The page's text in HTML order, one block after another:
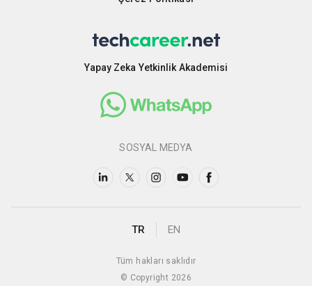
Yapay Zeka Yetkinlik Akademisi
SOSYAL MEDYA
TR EN
Tüm hakları saklıdır
© Copyright 2026